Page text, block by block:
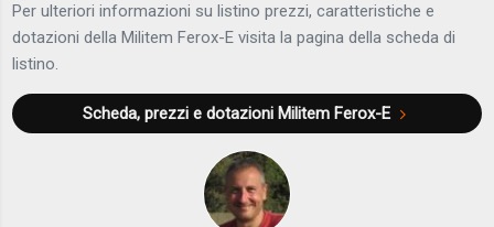
Per ulteriori informazioni su listino prezzi, caratteristiche e
dotazioni della Militem Ferox-E visita la pagina della scheda di
listino.
Scheda, prezzi e dotazioni Militem Ferox-E